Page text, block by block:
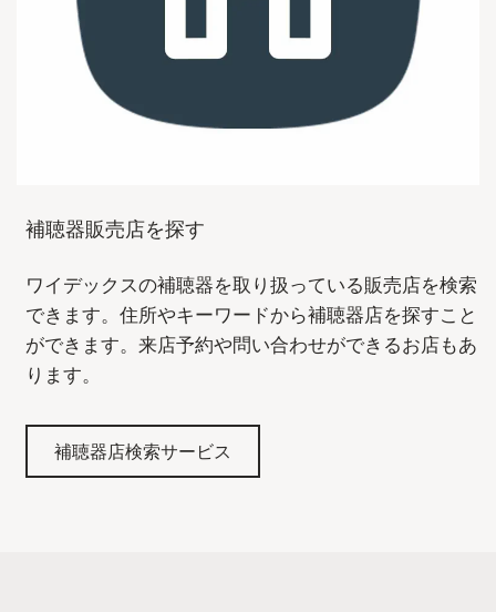
補聴器販売店を探す
ワイデックスの補聴器を取り扱っている販売店を検索
できます。住所やキーワードから補聴器店を探すこと
ができます。来店予約や問い合わせができるお店もあ
ります。
補聴器店検索サービス